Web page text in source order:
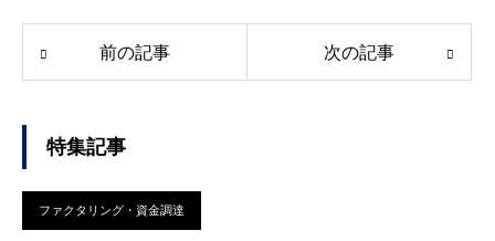
前の記事 次の記事
特集記事
ファクタリング・資金調達